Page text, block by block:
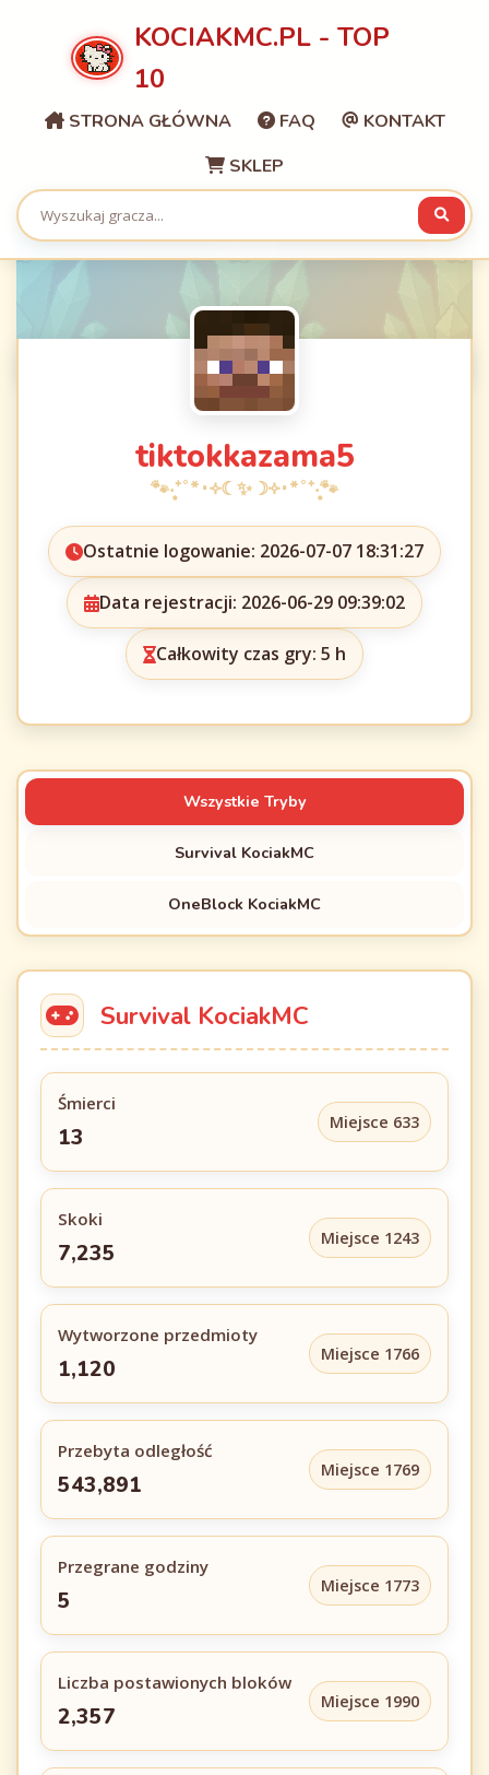
KOCIAKMC.PL - TOP
10
STRONA GŁÓWNA FAQ
KONTAKT
SKLEP
tiktokkazama5
Ostatnie logowanie: 2026-07-07 18:31:27
Data rejestracji: 2026-06-29 09:39:02
Całkowity czas gry: 5 h
Wszystkie Tryby
Survival KociakMC
OneBlock KociakMC
Survival KociakMC
Śmierci
13
Miejsce 633
Skoki
7,235
Miejsce 1243
Wytworzone przedmioty
1,120
Miejsce 1766
Przebyta odległość
543,891
Miejsce 1769
Przegrane godziny
5
Miejsce 1773
Liczba postawionych bloków
2,357
Miejsce 1990